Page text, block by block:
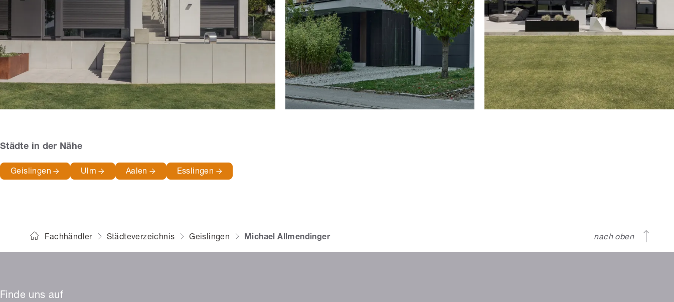
Städte in der Nähe
Geislingen Ulm Aalen Esslingen
Fachhändler Städteverzeichnis Geislingen Michael Allmendinger nach oben
Finde uns auf